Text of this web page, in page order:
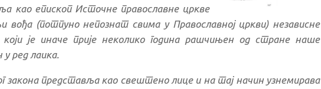
као епископ Источне православне цркве
(потпуно непознат свима у Православној цркви) независне
је иначе прије неколико година рашчињен од стране наше
ред лаика.
закона представља као свештено лице и на тај начин узнемирава